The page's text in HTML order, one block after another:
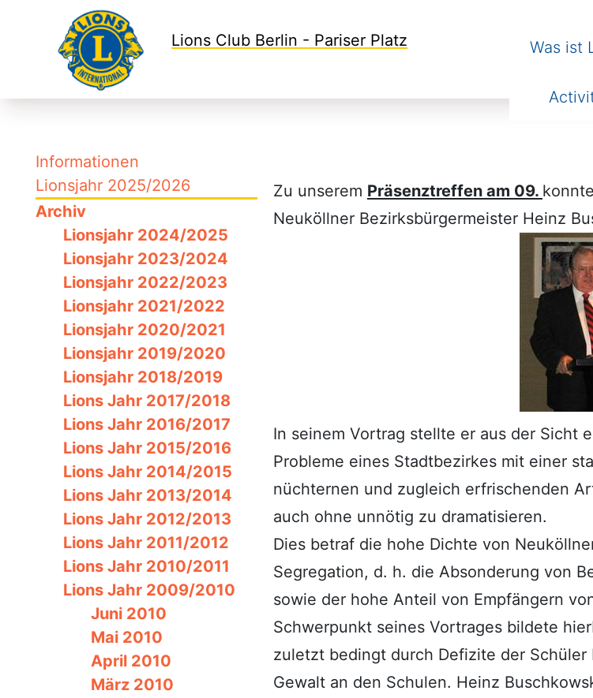
Lions Club Berlin - Pariser Platz Was ist
Informationen
Lionsjahr 2025/2026
Archiv
Lionsjahr 2024/2025
Lionsjahr 2023/2024
Lionsjahr 2022/2023
Lionsjahr 2021/2022
Lionsjahr 2020/2021
Lionsjahr 2019/2020
Lionsjahr 2018/2019
Lions Jahr 2017/2018
Lions Jahr 2016/2017
Lions Jahr 2015/2016
Lions Jahr 2014/2015
Lions Jahr 2013/2014
Lions Jahr 2012/2013
Lions Jahr 2011/2012
Lions Jahr 2010/2011
Lions Jahr 2009/2010
Juni 2010
Mai 2010
April 2010
März 2010
Zu unserem Präsenztreffen am 09.
Neuköllner Bezirksbürgermeister Heinz
In seinem Vortrag stellte er aus der Sicht
Probleme eines Stadtbezirkes mit einer
nüchternen und zugleich erfrischenden
auch ohne unnötig zu dramatisieren.
Dies betraf die hohe Dichte von
Segregation, d. h. die Absonderung von
sowie der hohe Anteil von Empfängern
Schwerpunkt seines Vortrages bildete
zuletzt bedingt durch Defizite der
Gewalt an den Schulen. Heinz